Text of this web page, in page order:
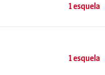
1 esquela
1 esquela